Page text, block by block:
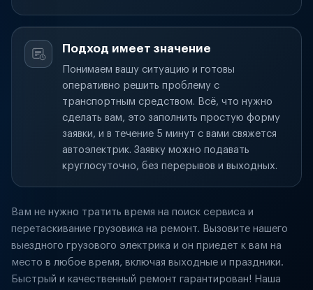
Подход имеет значение
Понимаем вашу ситуацию и готовы
оперативно решить проблему с
транспортным средством. Всё, что нужно
сделать вам, это заполнить простую форму
заявки, и в течение 5 минут с вами свяжется
автоэлектрик. Заявку можно подавать
круглосуточно, без перерывов и выходных.
Вам не нужно тратить время на поиск сервиса и
перетаскивание грузовика на ремонт. Вызовите нашего
выездного грузового электрика и он приедет к вам на
место в любое время, включая выходные и праздники.
Быстрый и качественный ремонт гарантирован! Наша